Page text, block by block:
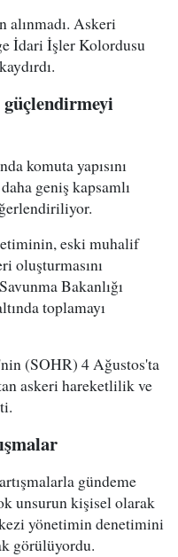
alınmadı. Askeri
İdari İşler Kolordusu
güçlendirmeyi
komuta yapısını
geniş kapsamlı
eski muhalif
oluşturmasını
Bakanlığı
toplamayı
(SOHR) 4 Ağustos'ta
askeri hareketlilik ve
gündeme
unsurun kişisel olarak
yönetimin denetimini
görülüyordu.